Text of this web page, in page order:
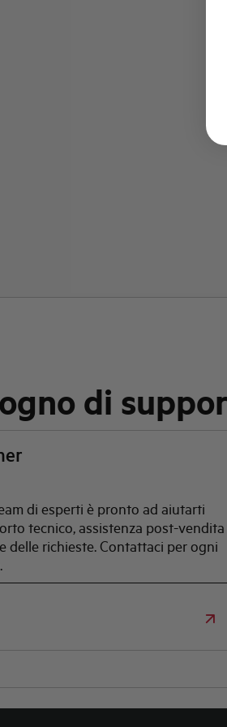
di
di esperti è pronto ad aiutarti
tecnico, assistenza post-vendita
delle richieste. Contattaci per ogni